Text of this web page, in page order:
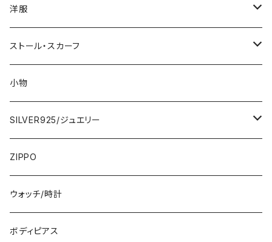
1000円
2000円
3000円
5000円
7000円
洋服
インポートワンピース
ロング・マキシ
ひざ・ミディ
トップス・カーディガン・アウター
カーディガン
イタリア製ジャケット
スカート・パンツ
ストール・スカーフ
大判ストール・ロングスカーフ
小さめスカーフ
コットンストール・スカーフ
冬物・マフラー
小物
SILVER925/ジュエリー
指輪・リング
ネックレス・ペンダントトップ
ピアス・イヤリング
ZIPPO
ウォッチ/時計
ボディピアス